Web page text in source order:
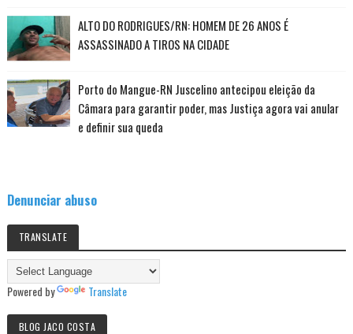
ALTO DO RODRIGUES/RN: HOMEM DE 26 ANOS É
ASSASSINADO A TIROS NA CIDADE
Porto do Mangue-RN Juscelino antecipou eleição da
Câmara para garantir poder, mas Justiça agora vai anular
e definir sua queda
Denunciar abuso
TRANSLATE
Powered by Translate
BLOG JACO COSTA